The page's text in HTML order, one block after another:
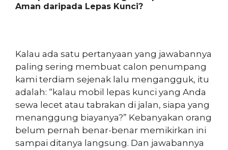
Aman daripada Lepas Kunci?
Kalau ada satu pertanyaan yang jawabannya
paling sering membuat calon penumpang
kami terdiam sejenak lalu mengangguk, itu
adalah: “kalau mobil lepas kunci yang Anda
sewa lecet atau tabrakan di jalan, siapa yang
menanggung biayanya?” Kebanyakan orang
belum pernah benar-benar memikirkan ini
sampai ditanya langsung. Dan jawabannya